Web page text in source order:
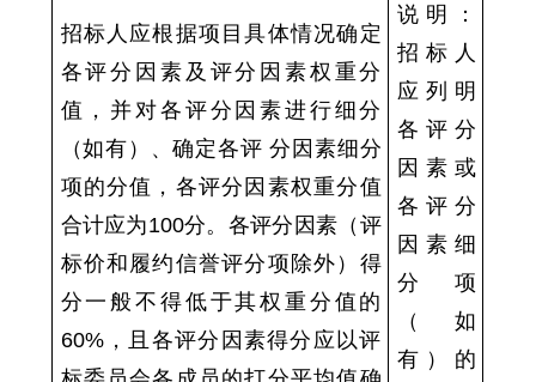
招标人应根据项目具体情况确定
各评分因素及评分因素权重分
值，并对各评分因素进行细分
（如有）、确定各评 分因素细分
项的分值，各评分因素权重分值
合计应为100分。各评分因素（评
标价和履约信誉评分项除外）得
分一般不得低于其权重分值的
60%，且各评分因素得分应以评
说明：
招标人
应列明
各评分
因素或
各评分
因素细
分项
（如
有）的